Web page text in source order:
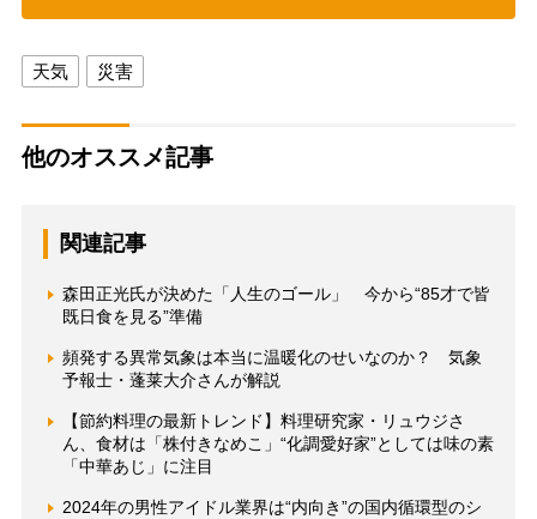
天気 災害
他のオススメ記事
関連記事
森田正光氏が決めた「人生のゴール」 今から“85才で皆
既日食を見る”準備
頻発する異常気象は本当に温暖化のせいなのか？ 気象
予報士・蓬莱大介さんが解説
【節約料理の最新トレンド】料理研究家・リュウジさ
ん、食材は「株付きなめこ」“化調愛好家”としては味の素
「中華あじ」に注目
2024年の男性アイドル業界は“内向き”の国内循環型のシ